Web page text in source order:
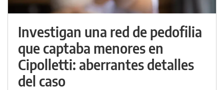
Investigan una red de pedofilia
que captaba menores en
Cipolletti: aberrantes detalles
del caso